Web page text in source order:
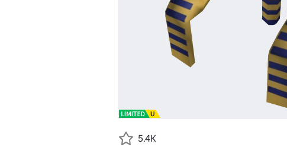
5.4K